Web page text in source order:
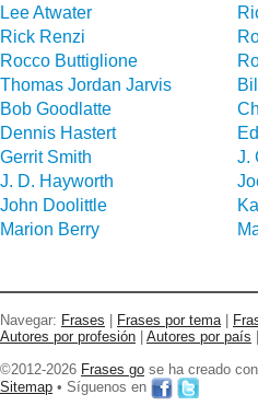
Lee Atwater
Rick Renzi
Rocco Buttiglione
Thomas Jordan Jarvis
Bob Goodlatte
Dennis Hastert
Gerrit Smith
J.
J. D. Hayworth
John Doolittle
Marion Berry
Navegar: Frases Frases por tema|
Autores por profesión
Autores por país
©2012-2026 Frases go se ha creado con
Sitemap • Síguenos en